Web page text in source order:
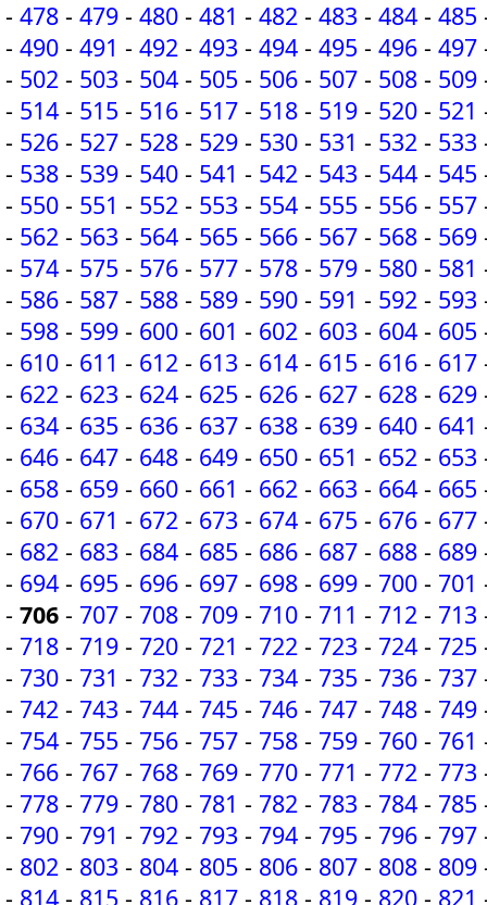
- 478 - 479 - 480 - 481 - 482 - 483 - 484 - 485
- 490 - 491 - 492 - 493 - 494 - 495 - 496 - 497
- 502 - 503 - 504 - 505 - 506 - 507 - 508 - 509
- 514 - 515 - 516 - 517 - 518 - 519 - 520 - 521
- 526 - 527 - 528 - 529 - 530 - 531 - 532 - 533
- 538 - 539 - 540 - 541 - 542 - 543 - 544 - 545
- 550 - 551 - 552 - 553 - 554 - 555 - 556 - 557
- 562 - 563 - 564 - 565 - 566 - 567 - 568 - 569
- 574 - 575 - 576 - 577 - 578 - 579 - 580 - 581
- 586 - 587 - 588 - 589 - 590 - 591 - 592 - 593
- 598 - 599 - 600 - 601 - 602 - 603 - 604 - 605
- 610 - 611 - 612 - 613 - 614 - 615 - 616 - 617
- 622 - 623 - 624 - 625 - 626 - 627 - 628 - 629
- 634 - 635 - 636 - 637 - 638 - 639 - 640 - 641
- 646 - 647 - 648 - 649 - 650 - 651 - 652 - 653
- 658 - 659 - 660 - 661 - 662 - 663 - 664 - 665
- 670 - 671 - 672 - 673 - 674 - 675 - 676 - 677
- 682 - 683 - 684 - 685 - 686 - 687 - 688 - 689
- 694 - 695 - 696 - 697 - 698 - 699 - 700 - 701
- 706 - 707 - 708 - 709 - 710 - 711 - 712 - 713
- 718 - 719 - 720 - 721 - 722 - 723 - 724 - 725
- 730 - 731 - 732 - 733 - 734 - 735 - 736 - 737
- 742 - 743 - 744 - 745 - 746 - 747 - 748 - 749
- 754 - 755 - 756 - 757 - 758 - 759 - 760 - 761
- 766 - 767 - 768 - 769 - 770 - 771 - 772 - 773
- 778 - 779 - 780 - 781 - 782 - 783 - 784 - 785
- 790 - 791 - 792 - 793 - 794 - 795 - 796 - 797
- 802 - 803 - 804 - 805 - 806 - 807 - 808 - 809
- 814 - 815 - 816 - 817 - 818 - 819 - 820 - 821